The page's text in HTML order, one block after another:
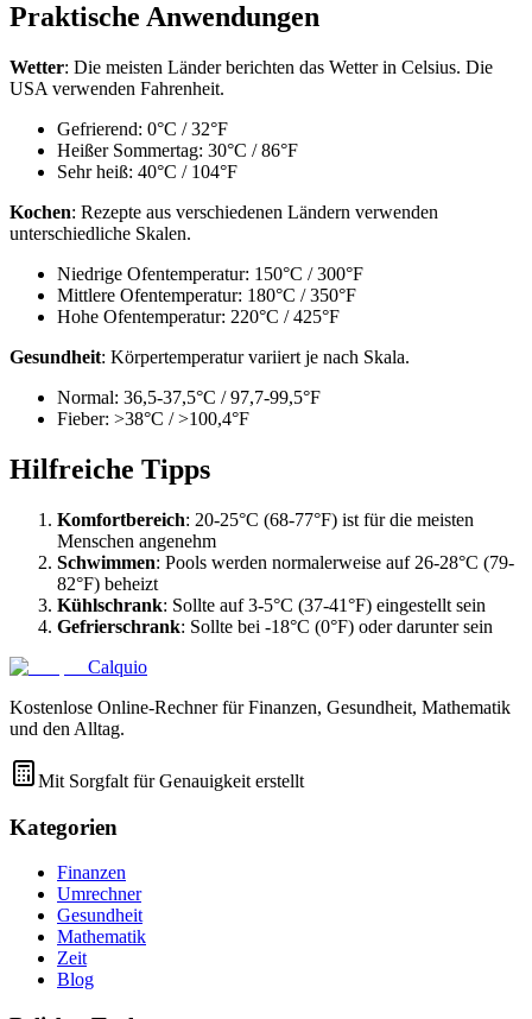
Praktische Anwendungen
Wetter: Die meisten Länder berichten das Wetter in Celsius. Die
USA verwenden Fahrenheit.
Gefrierend: 0°C / 32°F
Heißer Sommertag: 30°C / 86°F
Sehr heiß: 40°C / 104°F
Kochen: Rezepte aus verschiedenen Ländern verwenden
unterschiedliche Skalen.
Niedrige Ofentemperatur: 150°C / 300°F
Mittlere Ofentemperatur: 180°C / 350°F
Hohe Ofentemperatur: 220°C / 425°F
Gesundheit: Körpertemperatur variiert je nach Skala.
Normal: 36,5-37,5°C / 97,7-99,5°F
Fieber: >38°C / >100,4°F
Hilfreiche Tipps
Komfortbereich: 20-25°C (68-77°F) ist für die meisten
Menschen angenehm
Schwimmen: Pools werden normalerweise auf 26-28°C (79-
82°F) beheizt
Kühlschrank: Sollte auf 3-5°C (37-41°F) eingestellt sein
Gefrierschrank: Sollte bei -18°C (0°F) oder darunter sein
Calquio
Kostenlose Online-Rechner für Finanzen, Gesundheit, Mathematik
und den Alltag.
Mit Sorgfalt für Genauigkeit erstellt
Kategorien
Finanzen
Umrechner
Gesundheit
Mathematik
Zeit
Blog